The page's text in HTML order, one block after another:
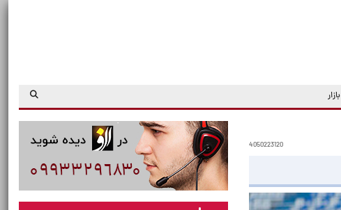
بازار
4050223120